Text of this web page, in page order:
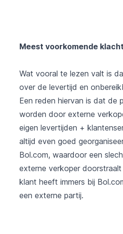
Meest voorkomende
Wat vooral te lezen valt is
over de levertijd en
Een reden hiervan is dat de
worden door externe
eigen levertijden +
altijd even goed
Bol.com, waardoor een
externe verkoper
klant heeft immers bij
een externe partij.